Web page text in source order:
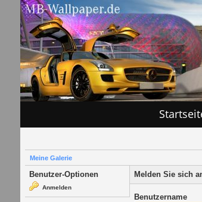
Meine Galerie
Benutzer-Optionen
Anmelden
Melden Sie sich
Benutzername